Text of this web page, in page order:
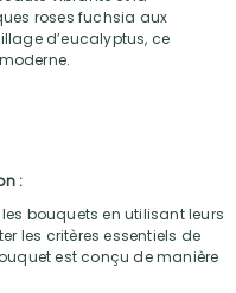
roses fuchsia aux
d’eucalyptus, ce
:
bouquets en utilisant leurs
les critères essentiels de
est conçu de manière